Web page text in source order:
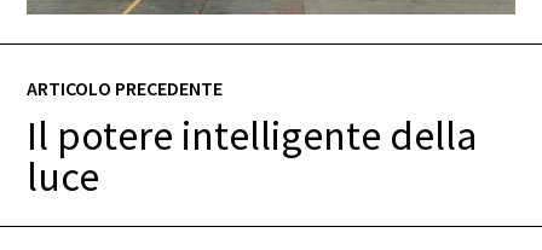
ARTICOLO PRECEDENTE
Il potere intelligente della
luce